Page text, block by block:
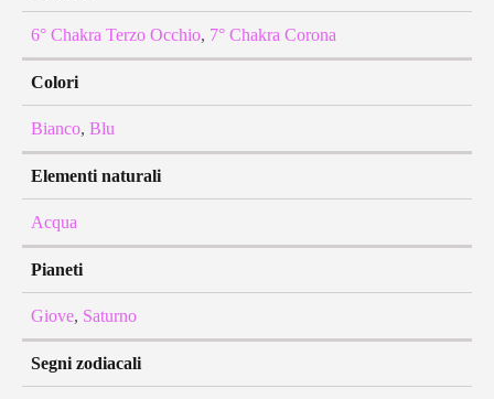
6° Chakra Terzo Occhio, 7° Chakra Corona
Colori
Bianco, Blu
Elementi naturali
Acqua
Pianeti
Giove, Saturno
Segni zodiacali